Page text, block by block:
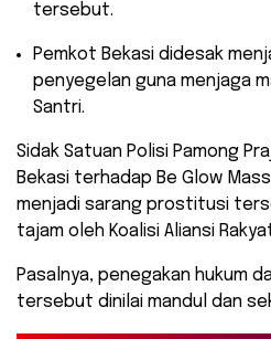
tersebut.
​Pemkot Bekasi didesak
penyegelan guna menjaga
Santri.
​Sidak Satuan Polisi Pamong
Bekasi terhadap Be Glow
menjadi sarang prostitusi
tajam oleh Koalisi Aliansi
Pasalnya, penegakan hukum
tersebut dinilai mandul dan